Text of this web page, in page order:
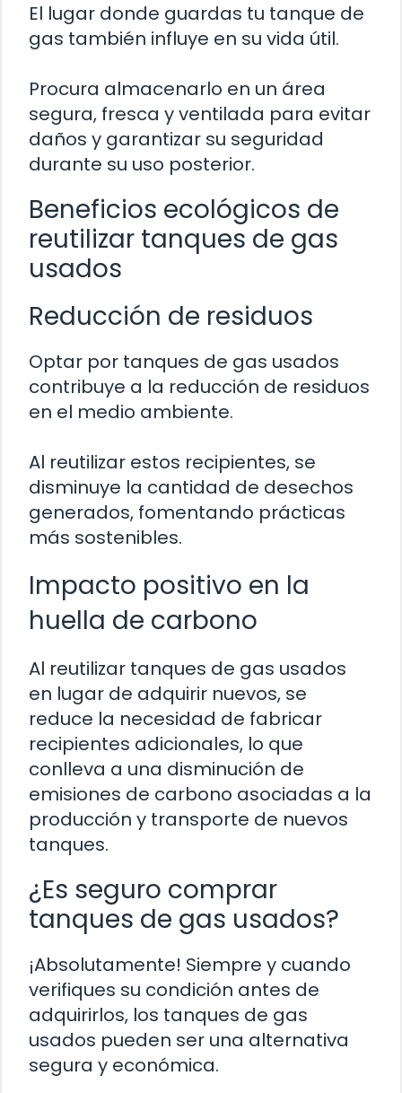
El lugar donde guardas tu tanque de
gas también influye en su vida útil.
Procura almacenarlo en un área
segura, fresca y ventilada para evitar
daños y garantizar su seguridad
durante su uso posterior.
Beneficios ecológicos de
reutilizar tanques de gas
usados
Reducción de residuos
Optar por tanques de gas usados
contribuye a la reducción de residuos
en el medio ambiente.
Al reutilizar estos recipientes, se
disminuye la cantidad de desechos
generados, fomentando prácticas
más sostenibles.
Impacto positivo en la
huella de carbono
Al reutilizar tanques de gas usados
en lugar de adquirir nuevos, se
reduce la necesidad de fabricar
recipientes adicionales, lo que
conlleva a una disminución de
emisiones de carbono asociadas a la
producción y transporte de nuevos
tanques.
¿Es seguro comprar
tanques de gas usados?
¡Absolutamente! Siempre y cuando
verifiques su condición antes de
adquirirlos, los tanques de gas
usados pueden ser una alternativa
segura y económica.